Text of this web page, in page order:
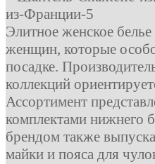
Элитное женское
женщин, которые
посадке.
коллекций
Ассортимент
комплектами нижнего
брендом также
майки и пояса для